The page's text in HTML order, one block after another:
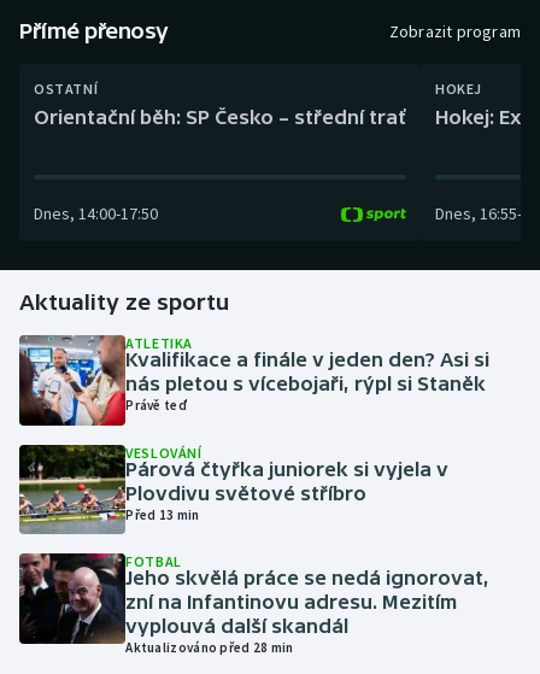
Box
Curling
Golf
Gymnastika
Házená
Jezdectví
Judo
Krasobruslení
Přímé přenosy Zobrazit program
OSTATNÍ
Orientační běh: SP Česko – střední trať
Dnes, 14:00-17:50
HOKEJ
Hokej:
Dnes, 16:55-
Aktuality ze sportu
ATLETIKA
Kvalifikace a finále v jeden den? Asi si
nás pletou s vícebojaři, rýpl si Staněk
Právě teď
VESLOVÁNÍ
Párová čtyřka juniorek si vyjela v
Plovdivu světové stříbro
Před 13 min
FOTBAL
Jeho skvělá práce se nedá ignorovat,
zní na Infantinovu adresu. Mezitím
vyplouvá další skandál
Aktualizováno před 28 min